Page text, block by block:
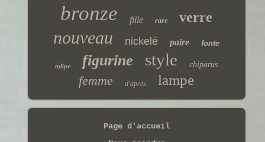
bronze fille rare verre
nouveau nickelé paire fonte
tulipe figurine style chiparus
femme d'après lampe
Page d'accueil